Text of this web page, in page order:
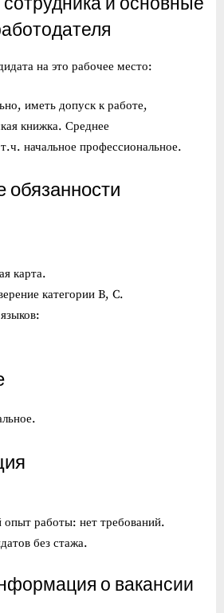
на это рабочее место:
иметь допуск к работе,
книжка. Среднее
начальное профессиональное.
карта.
категории B, C.
работы: нет требований.
без стажа.
о вакансии